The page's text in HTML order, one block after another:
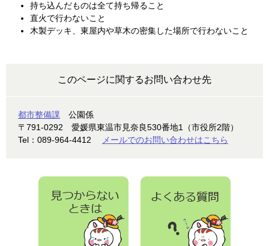
持ち込んだものは全て持ち帰ること
直火で行わないこと
木製デッキ、東屋内や草木の密集した場所で行わないこと
このページに関するお問い合わせ先
都市整備課
公園係
〒791-0292
愛媛県東温市見奈良530番地1（市役所2階）
Tel：089-964-4412
メールでのお問い合わせはこちら